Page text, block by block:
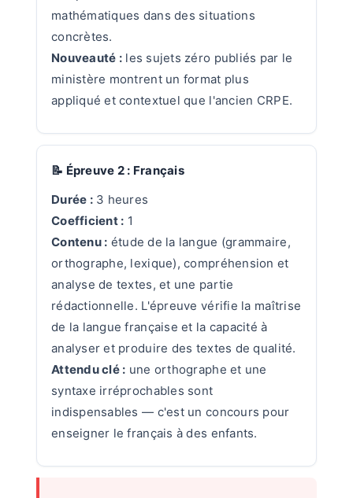
mathématiques dans des situations
concrètes.
Nouveauté :les sujets zéro publiés par le
ministère montrent un format plus
appliqué et contextuel que l'ancien CRPE.
📝 Épreuve 2 : Français
Durée :3 heures
Coefficient : 1
Contenu : étude de la langue (grammaire,
orthographe, lexique), compréhension et
analyse de textes, et une partie
rédactionnelle. L'épreuve vérifie la maîtrise
de la langue française et la capacité à
analyser et produire des textes de qualité.
Attendu clé : une orthographe et une
syntaxe irréprochables sont
indispensables — c'est un concours pour
enseigner le français à des enfants.